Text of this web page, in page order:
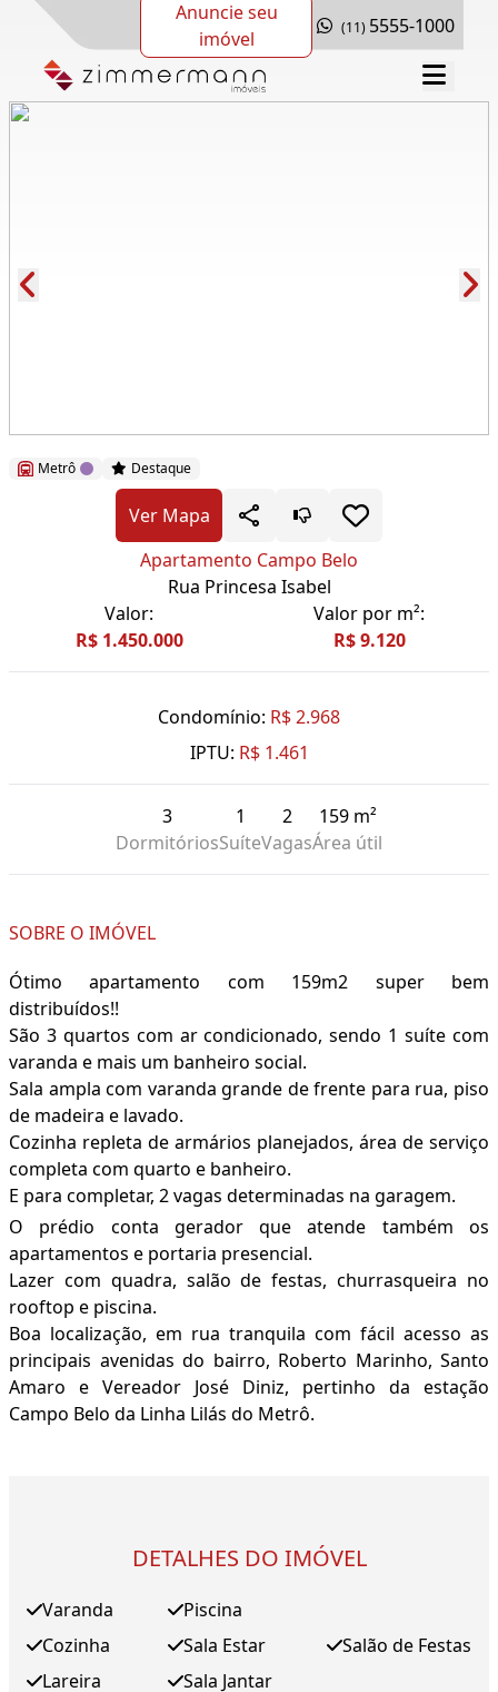
Anuncie seu
imóvel
(11) 5555-1000
Metrô Destaque
Ver Mapa
Apartamento Campo Belo
Rua Princesa Isabel
Valor:
R$ 1.450.000
Valor por m²:
R$ 9.120
Condomínio: R$ 2.968
IPTU: R$ 1.461
3
Dormitórios
1
Suíte
2
Vagas
159 m²
Área útil
SOBRE O IMÓVEL
Ótimo apartamento com 159m2 super bem
distribuídos!!
São 3 quartos com ar condicionado, sendo 1 suíte com
varanda e mais um banheiro social.
Sala ampla com varanda grande de frente para rua, piso
de madeira e lavado.
Cozinha repleta de armários planejados, área de serviço
completa com quarto e banheiro.
E para completar, 2 vagas determinadas na garagem.
O prédio conta gerador que atende também os
apartamentos e portaria presencial.
Lazer com quadra, salão de festas, churrasqueira no
rooftop e piscina.
Boa localização, em rua tranquila com fácil acesso as
principais avenidas do bairro, Roberto Marinho, Santo
Amaro e Vereador José Diniz, pertinho da estação
Campo Belo da Linha Lilás do Metrô.
DETALHES DO IMÓVEL
Varanda
Cozinha
Lareira
Piscina
Sala Estar
Sala Jantar
Salão de Festas